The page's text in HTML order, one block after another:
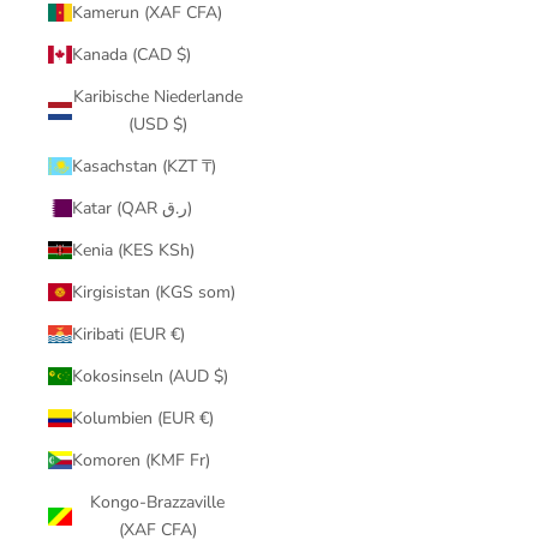
Kamerun (XAF CFA)
Kanada (CAD $)
Karibische Niederlande
(USD $)
Kasachstan (KZT ₸)
Katar (QAR ر.ق)
Kenia (KES KSh)
Kirgisistan (KGS som)
Kiribati (EUR €)
Kokosinseln (AUD $)
Kolumbien (EUR €)
Komoren (KMF Fr)
Kongo-Brazzaville
(XAF CFA)